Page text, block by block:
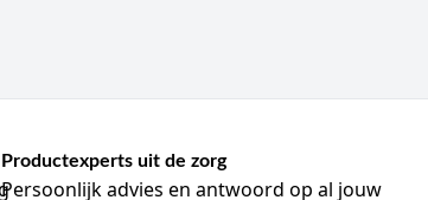
Productexperts uit de zorg
Persoonlijk advies en antwoord op al jouw